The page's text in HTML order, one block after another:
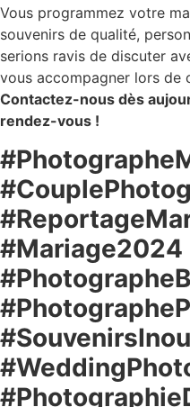
Vous programmez votre
souvenirs de qualité,
serions ravis de discuter
vous accompagner lors de
Contactez-nous dès
rendez-vous !
#Mariage2024